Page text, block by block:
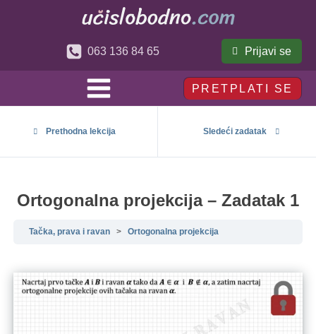
063 136 84 65 Prijavi se
PRETPLATI SE
Prethodna lekcija Sledeći zadatak
Ortogonalna projekcija – Zadatak 1
Tačka, prava i ravan Ortogonalna projekcija